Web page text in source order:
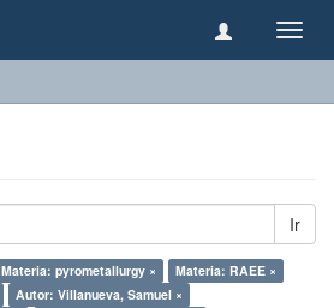
Ir
Materia: pyrometallurgy ×
Materia: RAEE ×
Autor: Villanueva, Samuel ×